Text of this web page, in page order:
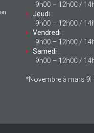
9h00 – 12h00 /
Jeudi :
9h00 – 12h00 /
Vendredi :
9h00 – 12h00 /
Samedi :
9h00 – 12h00 /
*Novembre à mars